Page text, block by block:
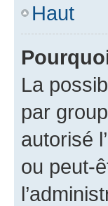
Haut
La
par
autorisé
ou peut-